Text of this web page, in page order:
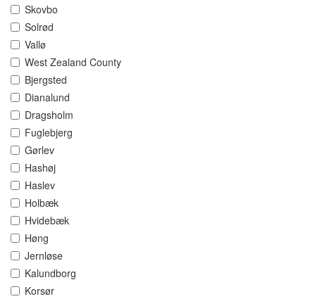
Skovbo
Solrød
Vallø
West Zealand County
Bjergsted
Dianalund
Dragsholm
Fuglebjerg
Gørlev
Hashøj
Haslev
Holbæk
Hvidebæk
Høng
Jernløse
Kalundborg
Korsør